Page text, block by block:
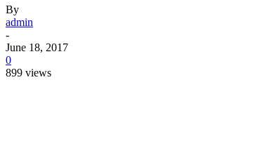
By
admin
-
June 18, 2017
0
899 views